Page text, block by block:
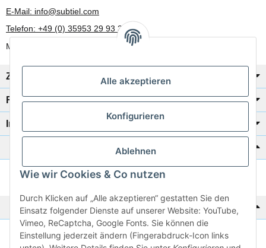
Alle akzeptieren
Konfigurieren
Ablehnen
Wie wir Cookies & Co nutzen
Durch Klicken auf „Alle akzeptieren“ gestatten Sie den
Einsatz folgender Dienste auf unserer Website: YouTube,
Vimeo, ReCaptcha, Google Fonts. Sie können die
Einstellung jederzeit ändern (Fingerabdruck-Icon links
E-Mail: info@subtiel.com
Telefon: +49 (0) 35953 29 93 30
Mo-Fr: 8:00 Uhr - 17:00 Uhr
Zahlung/Versand
Rechtliches
Informationen
Katalog zur Hand?
Zur Schnellbestellung
Noch kein Katalog?
Preisliste anschauen